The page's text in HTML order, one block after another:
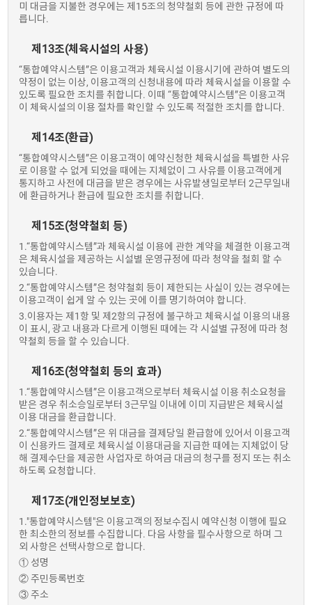
미 대금을 지불한 경우에는 제15조의 청약철회 등에 관한 규정에 따
릅니다.
제13조(체육시설의 사용)
“통합예약시스템”은 이용고객과 체육시설 이용시기에 관하여 별도의
약정이 없는 이상, 이용고객의 신청내용에 따라 체육시설을 이용할 수
있도록 필요한 조치를 취합니다. 이때 “통합예약시스템”은 이용고객
이 체육시설의 이용 절차를 확인할 수 있도록 적절한 조치를 합니다.
제14조(환급)
“통합예약시스템”은 이용고객이 예약신청한 체육시설을 특별한 사유
로 이용할 수 없게 되었을 때에는 지체없이 그 사유를 이용고객에게
통지하고 사전에 대금을 받은 경우에는 사유발생일로부터 2근무일내
에 환급하거나 환급에 필요한 조치를 취합니다.
제15조(청약철회 등)
1.“통합예약시스템”과 체육시설 이용에 관한 계약을 체결한 이용고객
은 체육시설을 제공하는 시설별 운영규정에 따라 청약을 철회 할 수
있습니다.
2.“통합예약시스템”은 청약철회 등이 제한되는 사실이 있는 경우에는
이용고객이 쉽게 알 수 있는 곳에 이를 명기하여야 합니다.
3.이용자는 제1항 및 제2항의 규정에 불구하고 체육시설 이용의 내용
이 표시, 광고 내용과 다르게 이행된 때에는 각 시설별 규정에 따라 청
약철회 등을 할 수 있습니다.
제16조(청약철회 등의 효과)
1.“통합예약시스템”은 이용고객으로부터 체육시설 이용 취소요청을
받은 경우 취소승일로부터 3근무일 이내에 이미 지급받은 체육시설
이용 대금을 환급합니다.
2.“통합예약시스템”은 위 대금을 결제당일 환급함에 있어서 이용고객
이 신용카드 결제로 체육시설 이용대금을 지급한 때에는 지체없이 당
해 결제수단을 제공한 사업자로 하여금 대금의 청구를 정지 또는 취소
하도록 요청합니다.
제17조(개인정보보호)
1."통합예약시스템"은 이용고객의 정보수집시 예약신청 이행에 필요
한 최소한의 정보를 수집합니다. 다음 사항을 필수사항으로 하며 그
외 사항은 선택사항으로 합니다.
① 성명
② 주민등록번호
③ 주소